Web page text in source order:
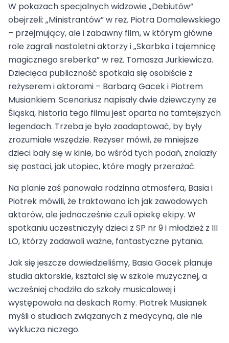
W pokazach specjalnych widzowie „Debiutów”
obejrzeli: „Ministrantów” w reż. Piotra Domalewskiego
– przejmujący, ale i zabawny film, w którym główne
role zagrali nastoletni aktorzy i „Skarbka i tajemnicę
magicznego sreberka” w reż. Tomasza Jurkiewicza.
Dziecięca publiczność spotkała się osobiście z
reżyserem i aktorami – Barbarą Gacek i Piotrem
Musiankiem. Scenariusz napisały dwie dziewczyny ze
Śląska, historia tego filmu jest oparta na tamtejszych
legendach. Trzeba je było zaadaptować, by były
zrozumiałe wszędzie. Reżyser mówił, że mniejsze
dzieci bały się w kinie, bo wśród tych podań, znalazły
się postaci, jak utopiec, które mogły przerażać.
Na planie zaś panowała rodzinna atmosfera, Basia i
Piotrek mówili, że traktowano ich jak zawodowych
aktorów, ale jednocześnie czuli opiekę ekipy. W
spotkaniu uczestniczyły dzieci z SP nr 9 i młodzież z III
LO, którzy zadawali ważne, fantastyczne pytania.
Jak się jeszcze dowiedzieliśmy, Basia Gacek planuje
studia aktorskie, kształci się w szkole muzycznej, a
wcześniej chodziła do szkoły musicalowej i
występowała na deskach Romy. Piotrek Musianek
myśli o studiach związanych z medycyną, ale nie
wyklucza niczego.